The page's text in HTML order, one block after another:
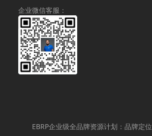
企业微信客服：
EBRP企业级全品牌资源计划：品牌定位、品